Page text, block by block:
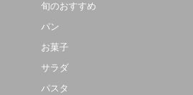
旬のおすすめ
パン
お菓子
サラダ
パスタ